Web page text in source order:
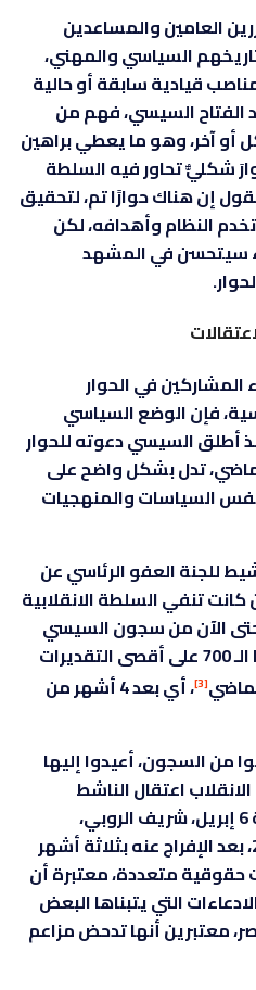
العامين والمساعدين
السياسي والمهني،
قيادية سابقة أو حالية
السيسي، فهم من
أو آخر، وهو ما يعطي براهين
شكليٌّ تحاور فيه السلطة
إن هناك حوارًا تم، لتحقيق
النظام وأهدافه، لكن
سيتحسن في المشهد
في الحوار
فإن الوضع السياسي
أطلق السيسي دعوته للحوار
تدل بشكل واضح على
السياسات والمنهجيات
للجنة العفو الرئاسي عن
تنفي السلطة الانقلابية
الآن من سجون السيسي
سوى بضع مئات، لم يتجاوزوا الـ 700 على أقصى التقديرات
[3]
، أي بعد 4 أشهر من
من السجون، أعيدوا إليها
اعتقال الناشط
السياسي والقيادي في حركة 6 إبريل، شريف الروبي،
منتصف سبتمبر/ أيلول 2022، بعد الإفراج عنه بثلاثة أشهر
حقوقية متعددة، معتبرة أن
التي يتبناها البعض
معتبرين أنها تدحض مزاعم